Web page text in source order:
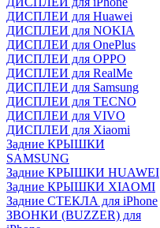
ДИСПЛЕИ для Huawei
ДИСПЛЕИ для NOKIA
ДИСПЛЕИ для OnePlus
ДИСПЛЕИ для OPPO
ДИСПЛЕИ для RealMe
ДИСПЛЕИ для Samsung
ДИСПЛЕИ для TECNO
ДИСПЛЕИ для VIVO
ДИСПЛЕИ для Xiaomi
Задние КРЫШКИ
SAMSUNG
Задние КРЫШКИ HUAWEI
Задние КРЫШКИ XIAOMI
Задние СТЕКЛА для iPhone
ЗВОНКИ (BUZZER) для